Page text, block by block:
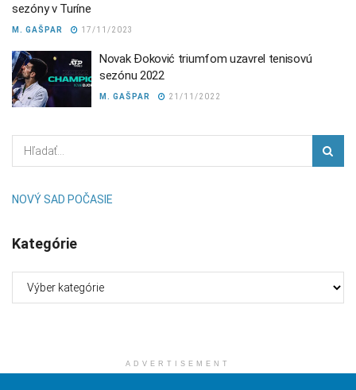
sezóny v Turíne
M. GAŠPAR 17/11/2023
Novak Đoković triumfom uzavrel tenisovú
sezónu 2022
M. GAŠPAR 21/11/2022
NOVÝ SAD POČASIE
Kategórie
ADVERTISEMENT